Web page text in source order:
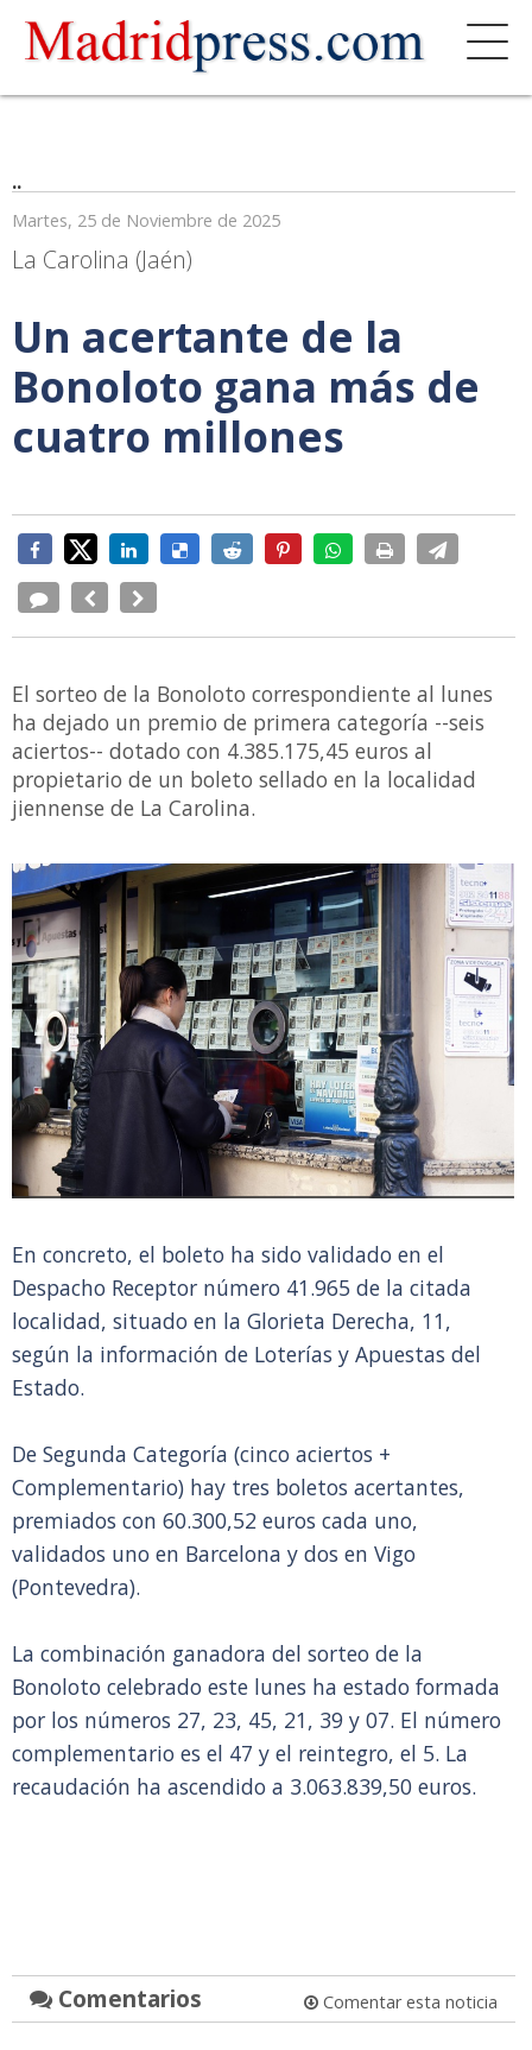
..
Martes, 25 de Noviembre de 2025
La Carolina (Jaén)
Un acertante de la
Bonoloto gana más de
cuatro millones
El sorteo de la Bonoloto correspondiente al lunes
ha dejado un premio de primera categoría --seis
aciertos-- dotado con 4.385.175,45 euros al
propietario de un boleto sellado en la localidad
jiennense de La Carolina.
En concreto, el boleto ha sido validado en el
Despacho Receptor número 41.965 de la citada
localidad, situado en la Glorieta Derecha, 11,
según la información de Loterías y Apuestas del
Estado.
De Segunda Categoría (cinco aciertos +
Complementario) hay tres boletos acertantes,
premiados con 60.300,52 euros cada uno,
validados uno en Barcelona y dos en Vigo
(Pontevedra).
La combinación ganadora del sorteo de la
Bonoloto celebrado este lunes ha estado formada
por los números 27, 23, 45, 21, 39 y 07. El número
complementario es el 47 y el reintegro, el 5. La
recaudación ha ascendido a 3.063.839,50 euros.
Comentarios Comentar esta noticia